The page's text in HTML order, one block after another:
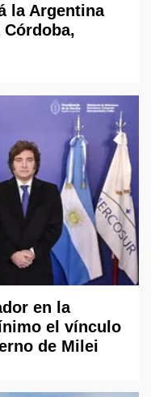
la Argentina
en la
el vínculo
de Milei